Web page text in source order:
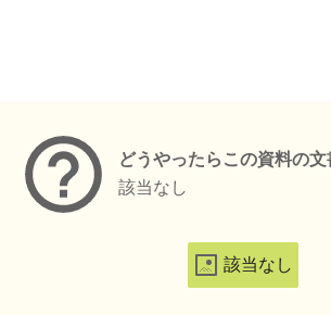
どうやったらこの資料の文
該当なし
該当なし